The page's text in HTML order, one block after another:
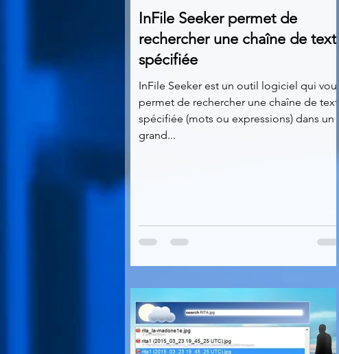
InFile Seeker permet de
rechercher une chaîne de texte
spécifiée
InFile Seeker est un outil logiciel qui vous
permet de rechercher une chaîne de texte
spécifiée (mots ou expressions) dans un
grand...